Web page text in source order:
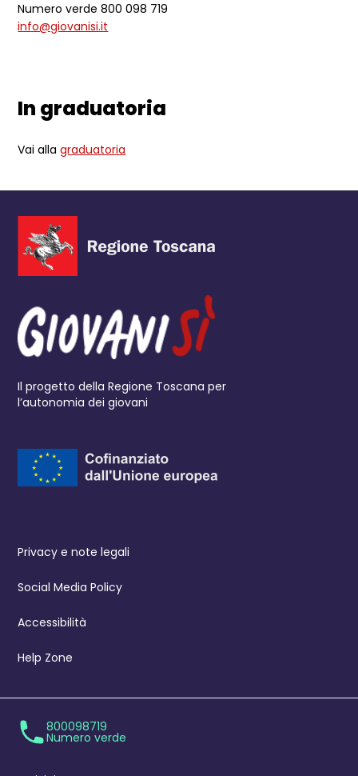
Numero verde 800 098 719
info@giovanisi.it
In graduatoria
Vai allagraduatoria
Il progetto della Regione Toscana per
l’autonomia dei giovani
Privacy e note legali
Social Media Policy
Accessibilità
Help Zone
800098719
Numero verde